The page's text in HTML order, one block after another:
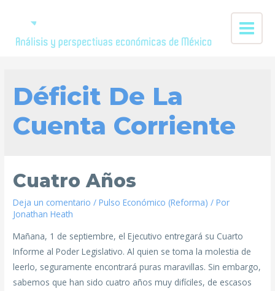
Déficit De La
Cuenta Corriente
Cuatro Años
Deja un comentario /Pulso Económico (Reforma) / Por
Jonathan Heath
Mañana, 1 de septiembre, el Ejecutivo entregará su Cuarto
Informe al Poder Legislativo. Al quien se toma la molestia de
leerlo, seguramente encontrará puras maravillas. Sin embargo,
sabemos que han sido cuatro años muy difíciles, de escasos